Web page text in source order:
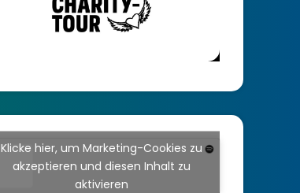
Klicke hier, um Marketing-Cookies zu
akzeptieren und diesen Inhalt zu
aktivieren